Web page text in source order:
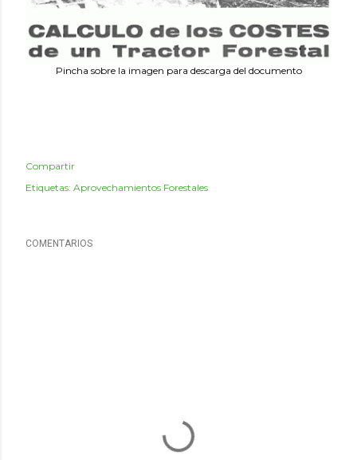
Pincha sobre la imagen para descarga del documento
Compartir
Etiquetas: Aprovechamientos Forestales
COMENTARIOS